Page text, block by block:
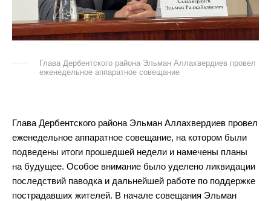
Глава Дербентского района Эльман Аллахвердиев провел
еженедельное аппаратное совещание
Глава Дербентского района Эльман Аллахвердиев провел
еженедельное аппаратное совещание, на котором были
подведены итоги прошедшей недели и намечены планы
на будущее. Особое внимание было уделено ликвидации
последствий паводка и дальнейшей работе по поддержке
пострадавших жителей. В начале совещания Эльман